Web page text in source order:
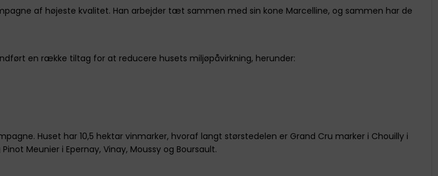
af højeste kvalitet. Han arbejder tæt sammen med sin kone Marcelline, og sammen har de
en række tiltag for at reducere husets miljøpåvirkning, herunder:
Huset har 10,5 hektar vinmarker, hvoraf langt størstedelen er Grand Cru marker i Chouilly i
Meunier i Epernay, Vinay, Moussy og Boursault.